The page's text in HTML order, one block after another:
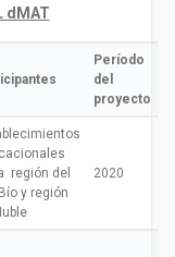
dMAT
Período
del
proyecto
región del
y región
2020